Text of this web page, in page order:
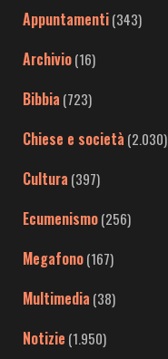
Appuntamenti(343)
Archivio(16)
Bibbia (723)
Chiese e società (2.030)
Cultura (397)
Ecumenismo(256)
Megafono(167)
Multimedia (38)
Notizie (1.950)